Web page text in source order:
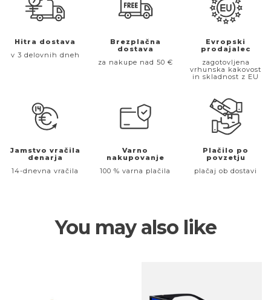
Hitra dostava
v 3 delovnih dneh
Brezplačna
dostava
za nakupe nad 50 €
Evropski
prodajalec
zagotovljena
vrhunska kakovost
in skladnost z EU
Jamstvo vračila
denarja
14-dnevna vračila
Varno
nakupovanje
100 % varna plačila
Plačilo po
povzetju
plačaj ob dostavi
You may also like